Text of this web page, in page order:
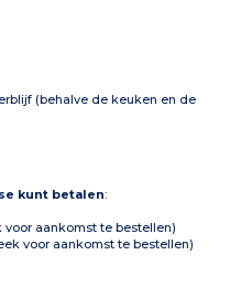
(behalve de keuken en de
kunt betalen:
aankomst te bestellen)
voor aankomst te bestellen)